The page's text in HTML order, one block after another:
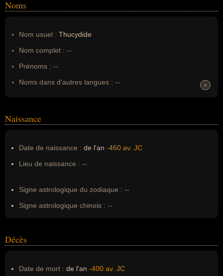
Noms
Nom usuel : Thucydide
Nom complet : --
Prénoms : --
Noms dans d'autres langues : --
Nom de famille :Thucydide
+
+
Naissance
Date de naissance : de l'an -460 av. JC
Lieu de naissance : --
Signe astrologique du zodiaque : --
Signe astrologique chinois : --
Décès
Date de mort : de l'an -400 av. JC